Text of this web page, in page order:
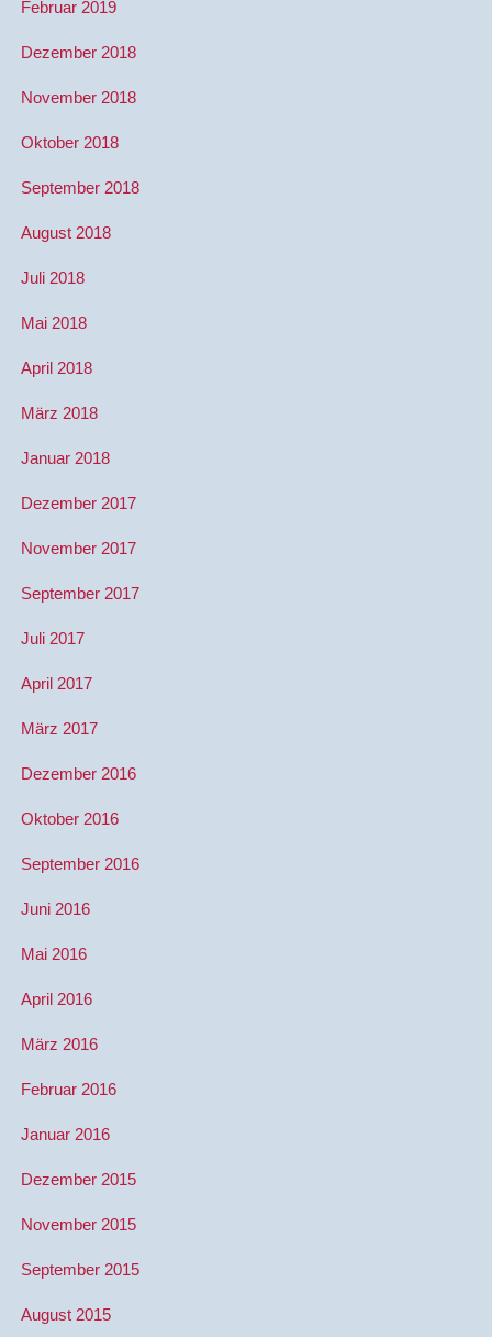
Februar 2019
Dezember 2018
November 2018
Oktober 2018
September 2018
August 2018
Juli 2018
Mai 2018
April 2018
März 2018
Januar 2018
Dezember 2017
November 2017
September 2017
Juli 2017
April 2017
März 2017
Dezember 2016
Oktober 2016
September 2016
Juni 2016
Mai 2016
April 2016
März 2016
Februar 2016
Januar 2016
Dezember 2015
November 2015
September 2015
August 2015